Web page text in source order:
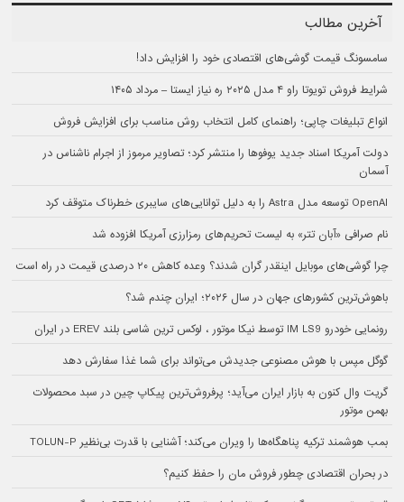
آخرین مطالب
سامسونگ قیمت گوشی‌های اقتصادی خود را افزایش داد!
شرایط فروش تویوتا راو ۴ مدل ۲۰۲۵ ره نیاز ایستا – مرداد ۱۴۰۵
انواع تبلیغات چاپی؛ راهنمای کامل انتخاب روش مناسب برای افزایش فروش
دولت آمریکا اسناد جدید یوفوها را منتشر کرد؛ تصاویر مرموز از اجرام ناشناس در
آسمان
OpenAI توسعه مدل Astra را به دلیل توانایی‌های سایبری خطرناک متوقف کرد
نام صرافی «آبان‌ تتر» به لیست تحریم‌های رمزارزی آمریکا افزوده شد
چرا گوشی‌های موبایل اینقدر گران شدند؟ وعده کاهش ۲۰ درصدی قیمت در راه است
باهوش‌ترین کشورهای جهان در سال ۲۰۲۶؛ ایران چندم شد؟
رونمایی خودرو IM LS9 توسط نیکا موتور ، لوکس ترین شاسی بلند EREV در ایران
گوگل مپس با هوش مصنوعی جدیدش می‌تواند برای شما غذا سفارش دهد
گریت وال کنون به بازار ایران می‌آید؛ پرفروش‌ترین پیکاپ چین در سبد محصولات
بهمن موتور
بمب هوشمند ترکیه پناهگاه‌ها را ویران می‌کند؛ آشنایی با قدرت بی‌نظیر TOLUN-P
در بحران اقتصادی چطور فروش مان را حفظ کنیم؟